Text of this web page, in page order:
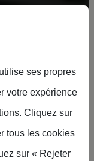
ses propres
votre expérience
Cliquez sur
tous les cookies
sur « Rejeter